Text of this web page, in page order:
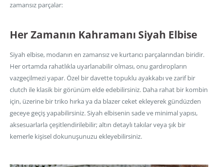
zamansız parçalar:
Her Zamanın Kahramanı Siyah Elbise
Siyah elbise, modanın en zamansız ve kurtarıcı parçalarından biridir.
Her ortamda rahatlıkla uyarlanabilir olması, onu gardıropların
vazgeçilmezi yapar. Özel bir davette topuklu ayakkabı ve zarif bir
clutch ile klasik bir görünüm elde edebilirsiniz. Daha rahat bir kombin
için, üzerine bir triko hırka ya da blazer ceket ekleyerek gündüzden
geceye geçiş yapabilirsiniz. Siyah elbisenin sade ve minimal yapısı,
aksesuarlarla çeşitlendirilebilir; altın detaylı takılar veya şık bir
kemerle kişisel dokunuşunuzu ekleyebilirsiniz.